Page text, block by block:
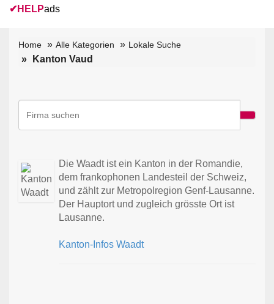
✔ HELPads
Home Alle Kategorien Lokale Suche
Kanton Vaud
Die Waadt ist ein Kanton in der Romandie,
dem frankophonen Landesteil der Schweiz,
und zählt zur Metropolregion Genf-Lausanne.
Der Hauptort und zugleich grösste Ort ist
Lausanne.
Kanton-Infos Waadt